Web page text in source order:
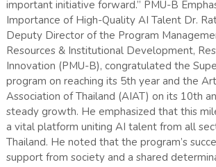
important initiative forward.” PMU-B
Importance of High-Quality AI Talent Dr.
Deputy Director of the Program
Resources & Institutional Development,
Innovation (PMU-B), congratulated the
program on reaching its 5th year and the
Association of Thailand (AIAT) on its 10th
steady growth. He emphasized that this
a vital platform uniting AI talent from all
Thailand. He noted that the program’s
support from society and a shared